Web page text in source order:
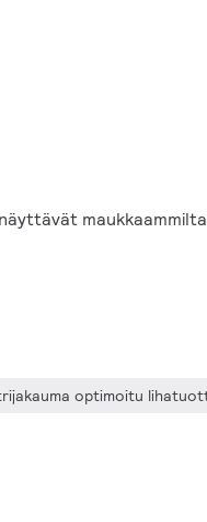
maukkaammilta